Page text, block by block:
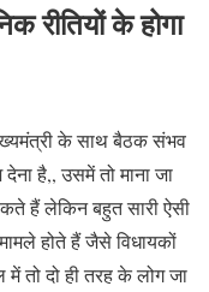
रीतियों के होगा
के साथ बैठक संभव
है,, उसमें तो माना जा
हैं लेकिन बहुत सारी ऐसी
होते हैं जैसे विधायकों
तो दो ही तरह के लोग जा